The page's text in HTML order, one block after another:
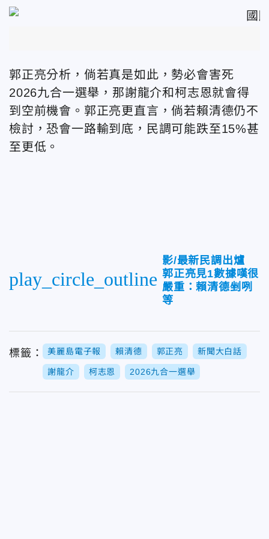
郭正亮分析，倘若真是如此，勢必會害死
2026九合一選舉，那謝龍介和柯志恩就會得
到空前機會。郭正亮更直言，倘若賴清德仍不
檢討，恐會一路輸到底，民調可能跌至15%甚
至更低。
play_circle_outline
影/最新民調出爐
郭正亮見1數據嘆很
嚴重：賴清德剉咧
等
標籤： 美麗島電子報 賴清德 郭正亮 新聞大白話
謝龍介 柯志恩 2026九合一選舉